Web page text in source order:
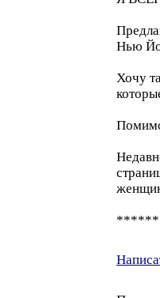
Нью
Хочу